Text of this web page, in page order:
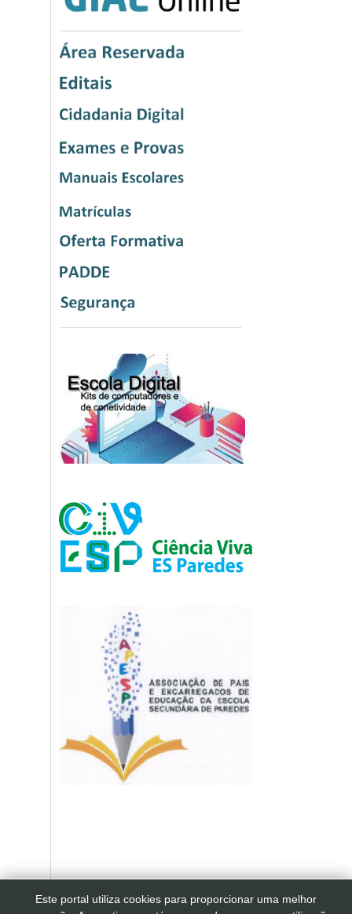
Este portal utiliza cookies para proporcionar uma melhor